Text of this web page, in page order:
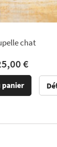
chat
€
panier